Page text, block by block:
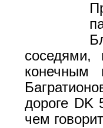
соседями,
конечным
дороге DK
чем